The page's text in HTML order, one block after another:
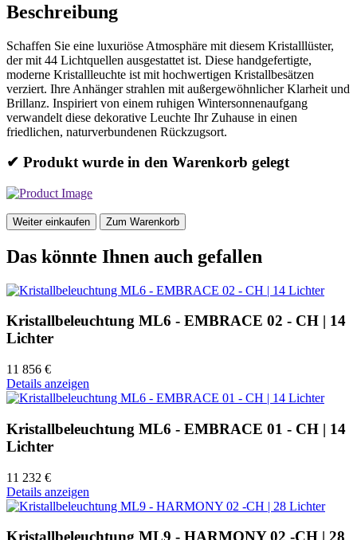
Beschreibung
Schaffen Sie eine luxuriöse Atmosphäre mit diesem Kristalllüster,
der mit 44 Lichtquellen ausgestattet ist. Diese handgefertigte,
moderne Kristallleuchte ist mit hochwertigen Kristallbesätzen
verziert. Ihre Anhänger strahlen mit außergewöhnlicher Klarheit und
Brillanz. Inspiriert von einem ruhigen Wintersonnenaufgang
verwandelt diese dekorative Leuchte Ihr Zuhause in einen
friedlichen, naturverbundenen Rückzugsort.
✔ Produkt wurde in den Warenkorb gelegt
Weiter einkaufen Zum Warenkorb
Das könnte Ihnen auch gefallen
Kristallbeleuchtung ML6 - EMBRACE 02 - CH | 14
Lichter
11 856 €
Details anzeigen
Kristallbeleuchtung ML6 - EMBRACE 01 - CH | 14
Lichter
11 232 €
Details anzeigen